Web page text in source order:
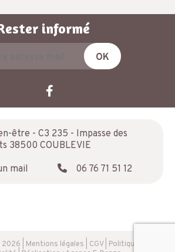
informé
être - C3 235 - Impasse des
38500 COUBLEVIE
mail
06 76 71 51 12
2026 Mentions légales CGV| Politique de